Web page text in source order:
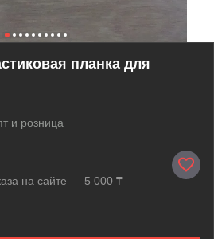
планка для
и розница
на сайте — 5 000 ₸